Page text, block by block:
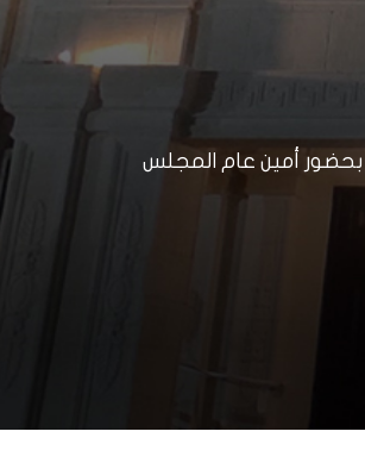
بحضور أمين عام المجلس